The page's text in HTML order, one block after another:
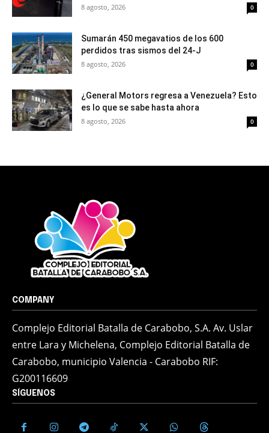
8 agosto, 2026 0
Sumarán 450 megavatios de los 600
perdidos tras sismos del 24-J
8 agosto, 2026 0
¿General Motors regresa a Venezuela? Esto
es lo que se sabe hasta ahora
8 agosto, 2026 0
COMPANY
Complejo Editorial Batalla de Carabobo, S.A. Av. Uslar
entre Lara y Michelena, Complejo Editorial Batalla de
Carabobo, municipio Valencia - Carabobo RIF:
G200116609
SÍGUENOS